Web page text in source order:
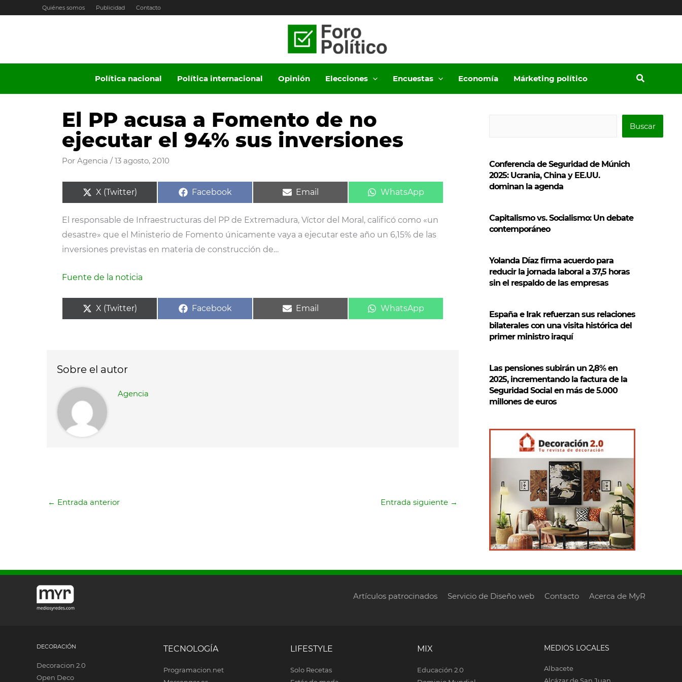
Quiénes somos Publicidad Contacto
Política nacional Política internacional Opinión Elecciones Encuestas Economía Márketing político
El PP acusa a Fomento de no
ejecutar el 94% sus inversiones
Por Agencia /13 agosto, 2010
Compartir
en
X (Twitter)
Compartir
Facebook
Compartir
Email
Compartir
WhatsApp
El responsable de Infraestructuras del PP de Extremadura, Víctor del Moral, calificó como «un
desastre» que el Ministerio de Fomento únicamente vaya a ejecutar este año un 6,15% de las
inversiones previstas en materia de construcción de…
Fuente de la noticia
Compartir
X (Twitter)
Compartir
Facebook
Compartir
Email
Compartir
WhatsApp
Sobre el autor
Agencia
← Entrada anterior Entrada siguiente →
c
a
Buscar
Conferencia de Seguridad de Múnich
2025: Ucrania, China y EE.UU.
dominan la agenda
Capitalismo vs. Socialismo: Un debate
contemporáneo
Yolanda Díaz firma acuerdo para
reducir la jornada laboral a 37,5 horas
sin el respaldo de las empresas
España e Irak refuerzan sus relaciones
bilaterales con una visita histórica del
primer ministro iraquí
Las pensiones subirán un 2,8% en
2025, incrementando la factura de la
Seguridad Social en más de 5.000
millones de euros
Artículos patrocinados Servicio de Diseño web Contacto Acerca de MyR
DECORACIÓN
Decoracion 2.0
Open Deco
TECNOLOGÍA
Programacion.net
LIFESTYLE
Solo Recetas
MIX
Educación 2.0
MEDIOS LOCALES
Albacete
Alcázar de San Juan